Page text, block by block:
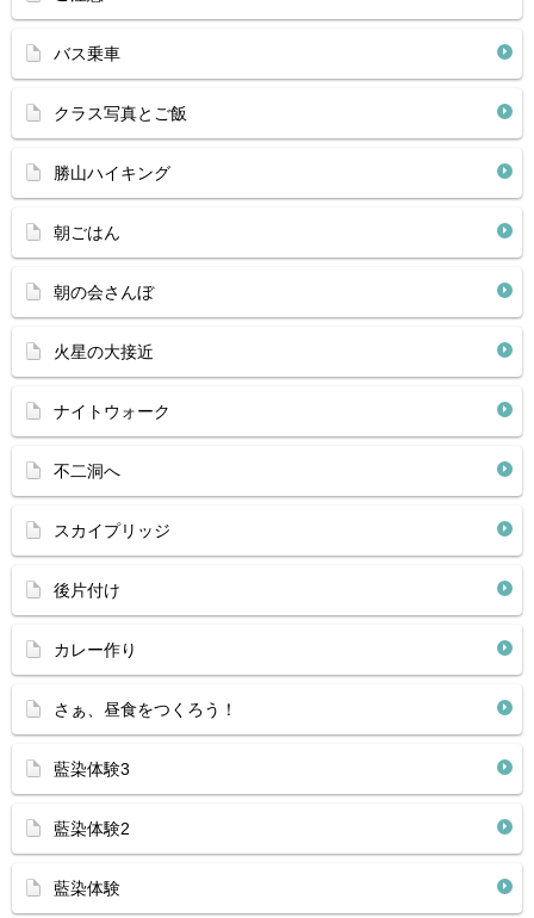
バス乗車
クラス写真とご飯
勝山ハイキング
朝ごはん
朝の会さんぼ
火星の大接近
ナイトウォーク
不二洞へ
スカイプリッジ
後片付け
カレー作り
さぁ、昼食をつくろう！
藍染体験3
藍染体験2
藍染体験